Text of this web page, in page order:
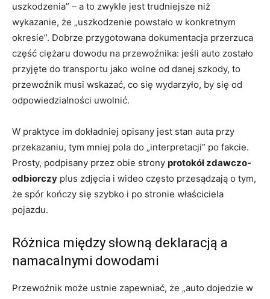
uszkodzenia” – a to zwykle jest trudniejsze niż
wykazanie, że „uszkodzenie powstało w konkretnym
okresie”. Dobrze przygotowana dokumentacja przerzuca
część ciężaru dowodu na przewoźnika: jeśli auto zostało
przyjęte do transportu jako wolne od danej szkody, to
przewoźnik musi wskazać, co się wydarzyło, by się od
odpowiedzialności uwolnić.
W praktyce im dokładniej opisany jest stan auta przy
przekazaniu, tym mniej pola do „interpretacji” po fakcie.
Prosty, podpisany przez obie strony protokół zdawczo-
odbiorczy plus zdjęcia i wideo często przesądzają o tym,
że spór kończy się szybko i po stronie właściciela
pojazdu.
Różnica między słowną deklaracją a
namacalnymi dowodami
Przewoźnik może ustnie zapewniać, że „auto dojedzie w